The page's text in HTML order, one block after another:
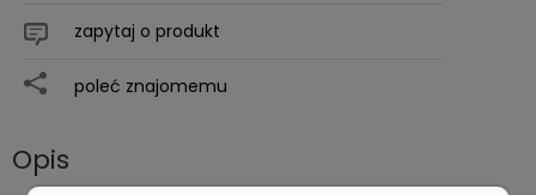
zapytaj o produkt
poleć znajomemu
Opis